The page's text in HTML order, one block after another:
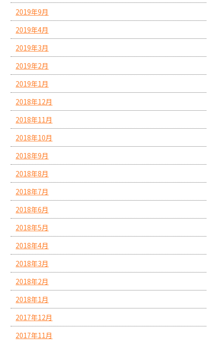
2019年9月
2019年4月
2019年3月
2019年2月
2019年1月
2018年12月
2018年11月
2018年10月
2018年9月
2018年8月
2018年7月
2018年6月
2018年5月
2018年4月
2018年3月
2018年2月
2018年1月
2017年12月
2017年11月